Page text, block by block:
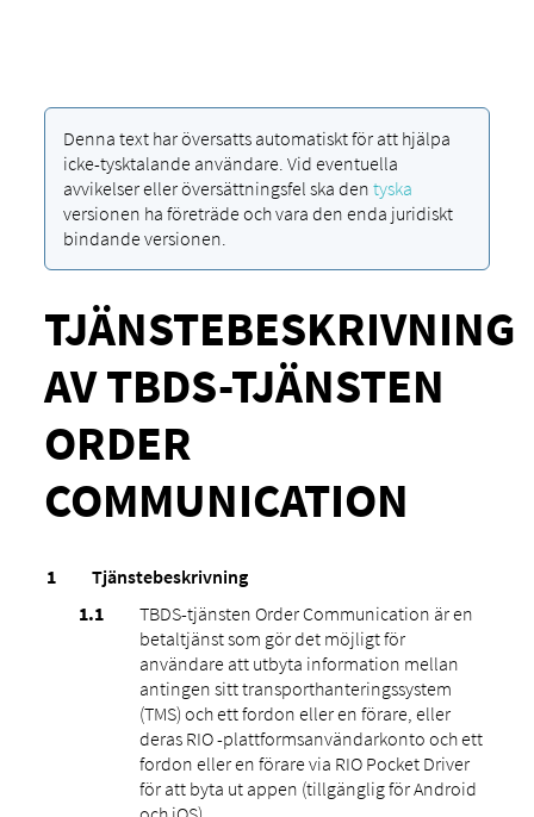
Denna text har översatts automatiskt för att hjälpa
icke-tysktalande användare. Vid eventuella
avvikelser eller översättningsfel ska den tyska
versionen ha företräde och vara den enda juridiskt
bindande versionen.
TJÄNSTEBESKRIVNING
AV TBDS-TJÄNSTEN
ORDER
COMMUNICATION
Tjänstebeskrivning
TBDS-tjänsten Order Communication är en
betaltjänst som gör det möjligt för
användare att utbyta information mellan
antingen sitt transporthanteringssystem
(TMS) och ett fordon eller en förare, eller
deras RIO -plattformsanvändarkonto och ett
fordon eller en förare via RIO Pocket Driver
för att byta ut appen (tillgänglig för Android